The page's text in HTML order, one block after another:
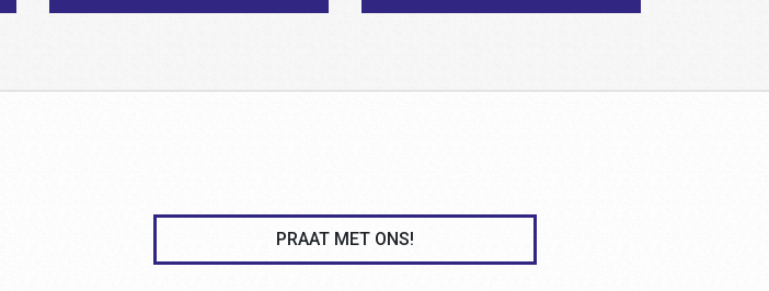
PRAAT MET ONS!